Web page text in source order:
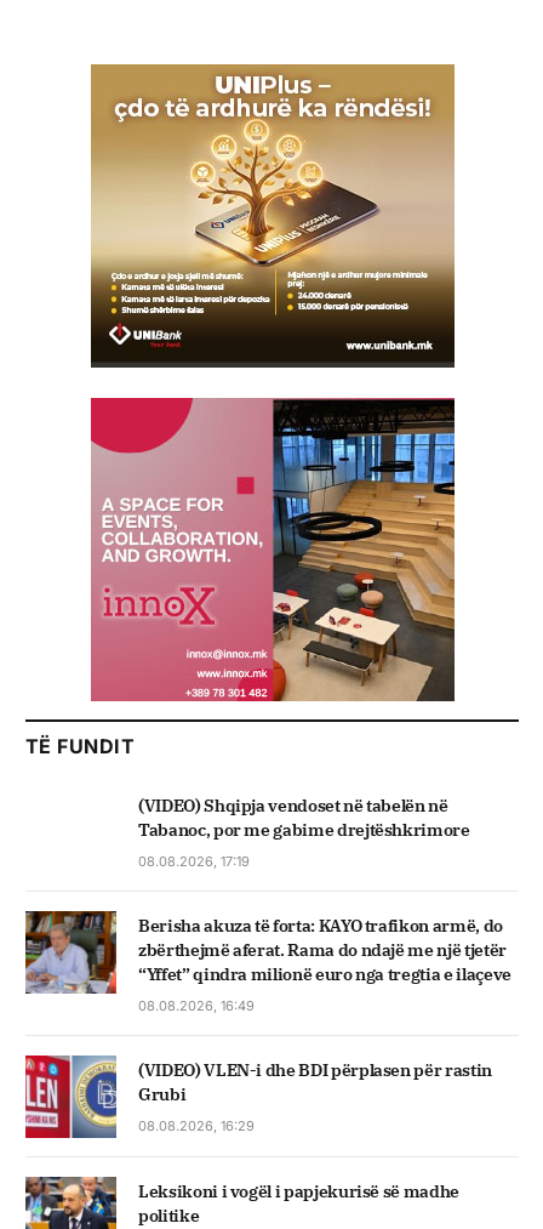
TË FUNDIT
(VIDEO) Shqipja vendoset në tabelën në
Tabanoc, por me gabime drejtëshkrimore
08.08.2026, 17:19
Berisha akuza të forta: KAYO trafikon armë, do
zbërthejmë aferat. Rama do ndajë me një tjetër
“Yffet” qindra milionë euro nga tregtia e ilaçeve
08.08.2026, 16:49
(VIDEO) VLEN-i dhe BDI përplasen për rastin
Grubi
08.08.2026, 16:29
Leksikoni i vogël i papjekurisë së madhe
politike